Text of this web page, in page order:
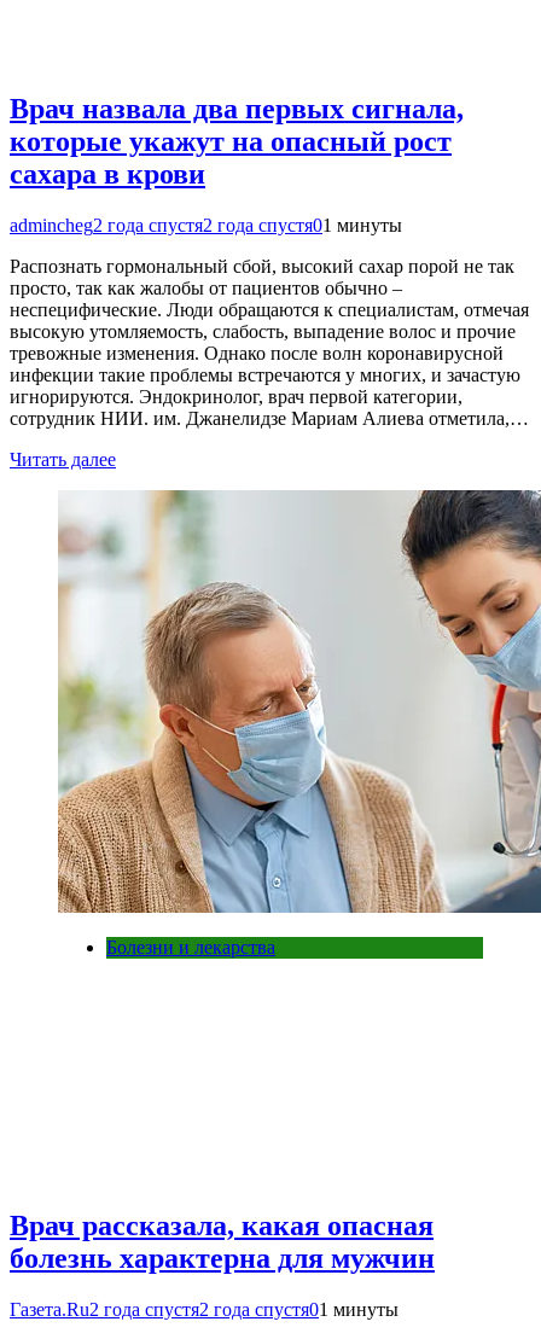
Врач назвала два первых сигнала,
которые укажут на опасный рост
сахара в крови
admincheg2 года спустя2 года спустя01 минуты
Распознать гормональный сбой, высокий сахар порой не так
просто, так как жалобы от пациентов обычно –
неспецифические. Люди обращаются к специалистам, отмечая
высокую утомляемость, слабость, выпадение волос и прочие
тревожные изменения. Однако после волн коронавирусной
инфекции такие проблемы встречаются у многих, и зачастую
игнорируются. Эндокринолог, врач первой категории,
сотрудник НИИ. им. Джанелидзе Мариам Алиева отметила,…
Читать далее
Болезни и лекарства
Врач рассказала, какая опасная
болезнь характерна для мужчин
Газета.Ru2 года спустя2 года спустя01 минуты